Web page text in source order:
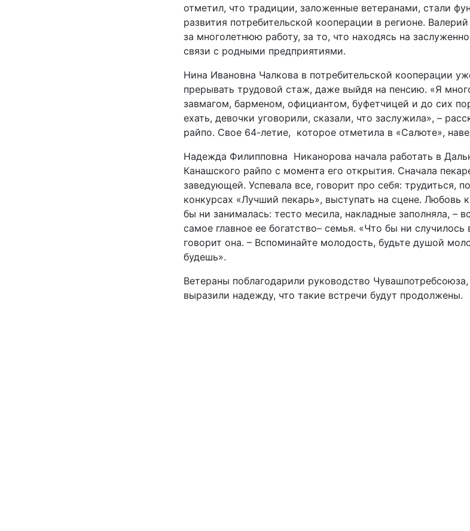
отметил, что традиции, заложенные ветеранами, стали
развития потребительской кооперации в регионе.
за многолетнюю работу, за то, что находясь на
связи с родными предприятиями.
Нина Ивановна Чалкова в потребительской кооперации
прерывать трудовой стаж, даже выйдя на пенсию. «Я
завмагом, барменом, официантом, буфетчицей и до сих
ехать, девочки уговорили, сказали, что заслужила», –
райпо. Свое 64-летие, которое отметила в «Салюте»,
Надежда Филипповна Никанорова начала работать в
Канашского райпо с момента его открытия. Сначала
заведующей. Успевала все, говорит про себя: трудиться,
конкурсах «Лучший пекарь», выступать на сцене. Любовь
бы ни занималась: тесто месила, накладные заполняла, –
самое главное ее богатство– семья. «Что бы ни случилось
говорит она. – Вспоминайте молодость, будьте душой
будешь».
Ветераны поблагодарили руководство
выразили надежду, что такие встречи будут продолжены.